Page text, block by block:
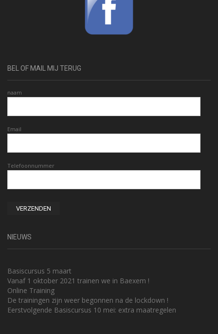
BEL OF MAIL MIJ TERUG
naam
Email
Telefoonnummer
NIEUWS
Basiscursus 5 maart
Vanaf 1 oktober 2021 trainen we in Baexem !
Online Training
De trainingen zijn weer begonnen na de lockdown !
Eerstvolgende Basiscursus 10 mei: extra maatregelen